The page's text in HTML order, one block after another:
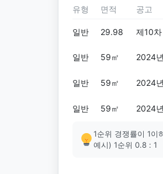
유형 면적 공고
일반 29.98 제10
일반 59㎡ 2024
일반 59㎡ 2024
일반 59㎡ 2024
1순위 경쟁률이 1이
예시) 1순위 0.8 : 1